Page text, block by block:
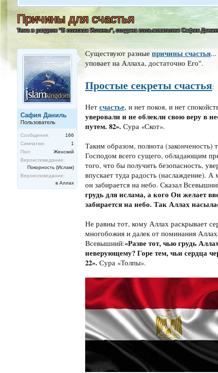
Причины для счастья
Тема в разделе "В поисках Истины", создана пользователемСафия
Сафия Даниль
Пользователь
Сообщения:
166
Симпатии:
1
Пол:
Женский
Вероисповедание:
Покорность (Ислам)
Вероисповедание:
в Аллах
Существуют разные причины счастья
уповает на Аллаха, достаточно Его".
Простые секреты счастья:
Нет счастье, и нет покоя, и нет
уверовали и не облекли свою веру в
путем. 82». Сура «Скот».
Таким образом, полнота (законченость)
Господом всего сущего, обладающим
того, что бы получить безопасность,
впускает туда радость (наслаждение).
он забирается на небо. Сказал
грудь для ислама, а кого Он желает
забирается на небо. Так Аллах
Не равны тот, кому Аллах раскрывает
многобожия и далек от поминания
Всевышний:«Разве тот, чью грудь
неверующему? Горе тем, чьи сердца
22». Сура «Толпы».